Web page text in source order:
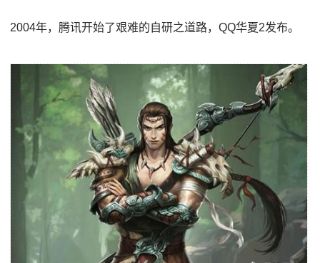
2004年，腾讯开始了艰难的自研之道路，QQ华夏2发布。